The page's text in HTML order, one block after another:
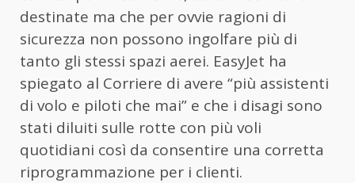
destinate ma che per ovvie ragioni di
sicurezza non possono ingolfare più di
tanto gli stessi spazi aerei. EasyJet ha
spiegato al Corriere di avere “più assistenti
di volo e piloti che mai” e che i disagi sono
stati diluiti sulle rotte con più voli
quotidiani così da consentire una corretta
riprogrammazione per i clienti.